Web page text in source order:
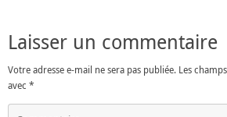
Laisser un commentaire
Votre adresse e-mail ne sera pas publiée. Les
avec *